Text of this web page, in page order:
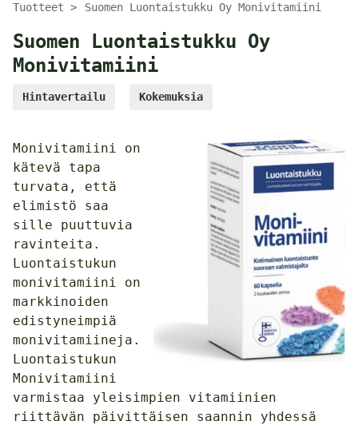
Tuotteet Suomen Luontaistukku Oy Monivitamiini
Suomen Luontaistukku Oy
Monivitamiini
Hintavertailu Kokemuksia
Monivitamiini on
kätevä tapa
turvata, että
elimistö saa
sille puuttuvia
ravinteita.
Luontaistukun
monivitamiini on
markkinoiden
edistyneimpiä
monivitamiineja.
Luontaistukun
Monivitamiini
varmistaa yleisimpien vitamiinien
riittävän päivittäisen saannin yhdessä